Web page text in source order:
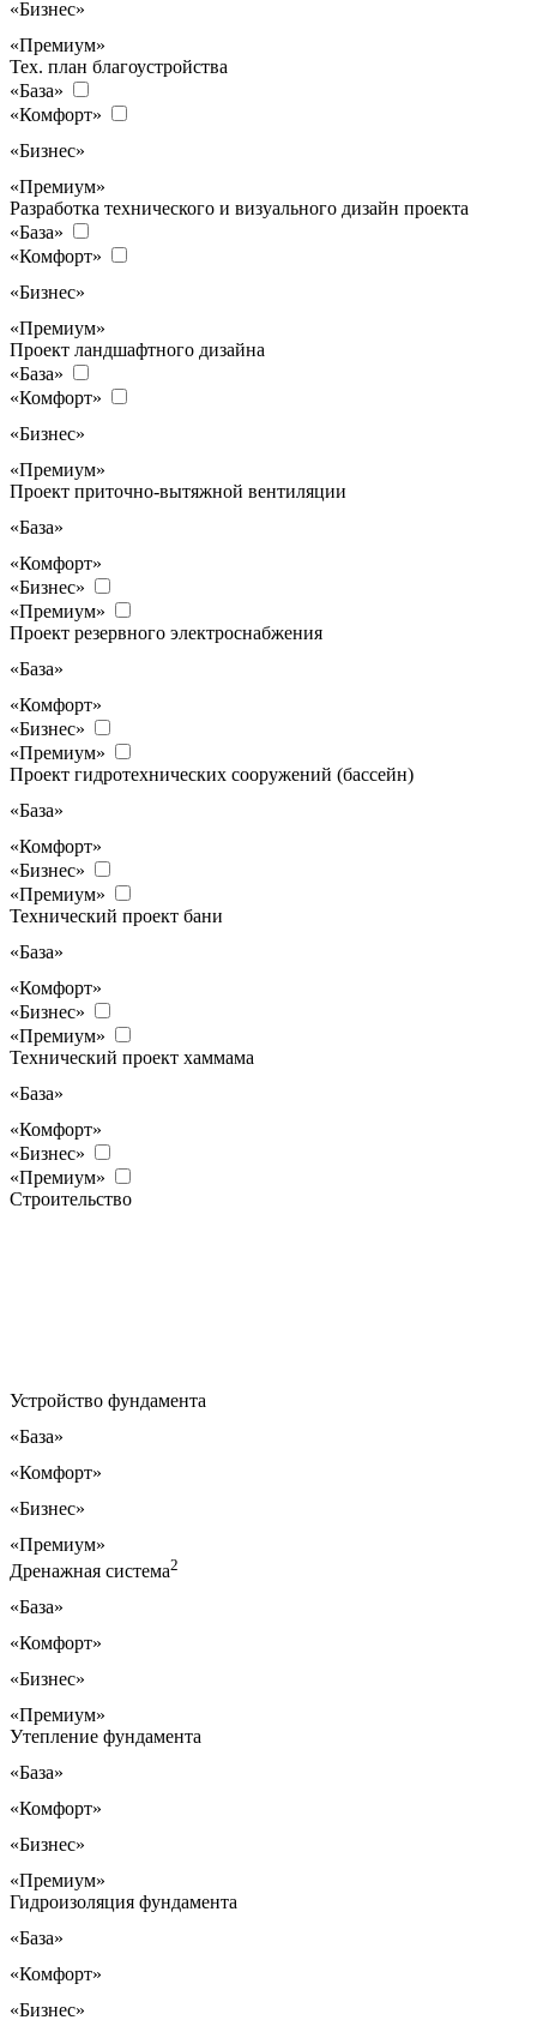
«Бизнес»
«Премиум»
Тех. план благоустройства
«База»
«Комфорт»
«Бизнес»
«Премиум»
Разработка технического и визуального дизайн проекта
«База»
«Комфорт»
«Бизнес»
«Премиум»
Проект ландшафтного дизайна
«База»
«Комфорт»
«Бизнес»
«Премиум»
Проект приточно-вытяжной вентиляции
«База»
«Комфорт»
«Бизнес»
«Премиум»
Проект резервного электроснабжения
«База»
«Комфорт»
«Бизнес»
«Премиум»
Проект гидротехнических сооружений (бассейн)
«База»
«Комфорт»
«Бизнес»
«Премиум»
Технический проект бани
«База»
«Комфорт»
«Бизнес»
«Премиум»
Технический проект хаммама
«База»
«Комфорт»
«Бизнес»
«Премиум»
Строительство
Устройство фундамента
«База»
«Комфорт»
«Бизнес»
«Премиум»
Дренажная система2
«База»
«Комфорт»
«Бизнес»
«Премиум»
Утепление фундамента
«База»
«Комфорт»
«Бизнес»
«Премиум»
Гидроизоляция фундамента
«База»
«Комфорт»
«Бизнес»